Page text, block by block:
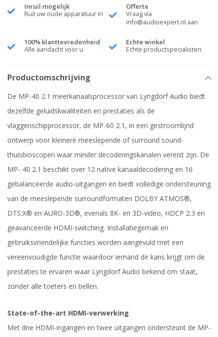
Inruil mogelijk
Ruil uw oude apparatuur in
Offerte
Vraag via
info@audioexpert.nl aan
100% klanttevredenheid
Alle aandacht voor u
Echte winkel
Echte productspecialisten
Productomschrijving
De MP-40 2.1 meerkanaalsprocessor van Lyngdorf Audio biedt
dezelfde geluidskwaliteiten en prestaties als de
vlaggenschipprocessor, de MP-60 2.1, in een gestroomlijnd
ontwerp voor kleinere meeslepende of surround sound-
thuisbioscopen waar minder decoderingskanalen vereist zijn. De
MP- 40 2.1 beschikt over 12 native kanaaldecodering en 16
gebalanceerde audio-uitgangen en biedt volledige ondersteuning
van de meeslepende surroundformaten DOLBY ATMOS®,
DTS:X® en AURO-3D®, evenals 8K- en 3D-video, HDCP 2.3 en
geavanceerde HDMI-switching. Installatiegemak en
gebruiksvriendelijke functies worden aangevuld met een
vereenvoudigde functie waardoor iemand de kans krijgt om de
prestaties te ervaren waar Lyngdorf Audio bekend om staat,
zonder alle toeters en bellen.
State-of-the-art HDMI-verwerking
Met drie HDMI-ingangen en twee uitgangen ondersteunt de MP-